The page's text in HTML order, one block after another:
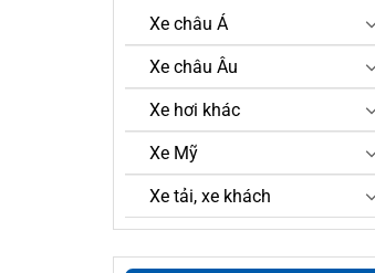
Xe châu Á
Xe châu Âu
Xe hơi khác
Xe Mỹ
Xe tải, xe khách